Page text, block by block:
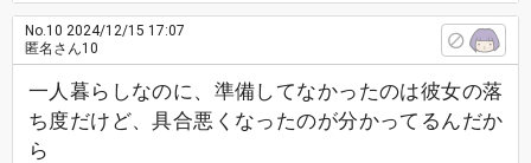
No.10 2024/12/15 17:07
匿名さん10
一人暮らしなのに、準備してなかったのは彼女の落
ち度だけど、具合悪くなったのが分かってるんだか
ら